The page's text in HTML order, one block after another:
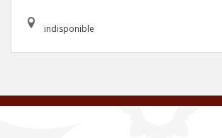
indisponible